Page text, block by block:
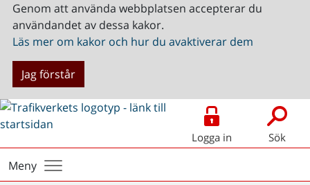
Genom att använda webbplatsen accepterar du
användandet av dessa kakor.
Läs mer om kakor och hur du avaktiverar dem
Jag förstår
Logga in Sök
Meny